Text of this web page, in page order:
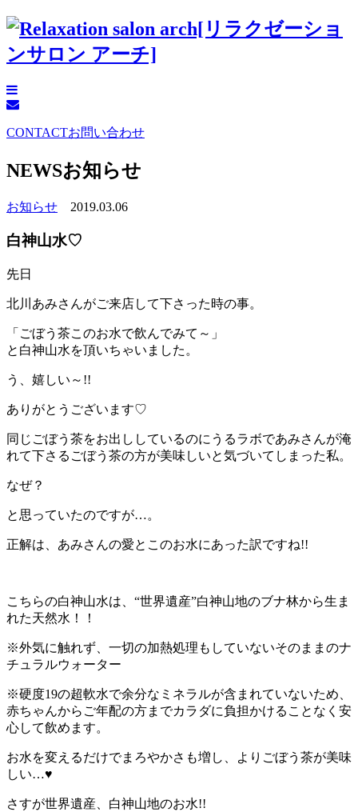
CONTACTお問い合わせ
NEWSお知らせ
お知らせ 2019.03.06
白神山水♡
先日
北川あみさんがご来店して下さった時の事。
「ごぼう茶このお水で飲んでみて～」
と白神山水を頂いちゃいました。
う、嬉しい～!!
ありがとうございます♡
同じごぼう茶をお出ししているのにうるラボであみさんが淹
れて下さるごぼう茶の方が美味しいと気づいてしまった私。
なぜ？
と思っていたのですが…。
正解は、あみさんの愛とこのお水にあった訳ですね!!
こちらの白神山水は、“世界遺産”白神山地のブナ林から生ま
れた天然水！！
※外気に触れず、一切の加熱処理もしていないそのままのナ
チュラルウォーター
※硬度19の超軟水で余分なミネラルが含まれていないため、
赤ちゃんからご年配の方までカラダに負担かけることなく安
心して飲めます。
お水を変えるだけでまろやかさも増し、よりごぼう茶が美味
しい…♥
さすが世界遺産、白神山地のお水!!